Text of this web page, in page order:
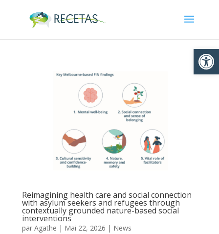
Ouvrir
Reimagining health care and social connection
with asylum seekers and refugees through
contextually grounded nature-based social
interventions
par Agathe | Mai 22, 2026 | News